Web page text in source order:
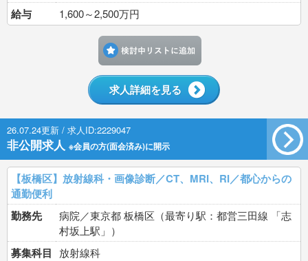
給与 1,600～2,500万円
求人詳細を見る
26.07.24更新 / 求人ID:2229047
非公開求人 ※会員の方(面会済み)に開示
【板橋区】放射線科・画像診断／CT、MRI、RI／都心からの
通勤便利
勤務先
病院／東京都 板橋区（最寄り駅：都営三田線 「志
村坂上駅」）
募集科目 放射線科